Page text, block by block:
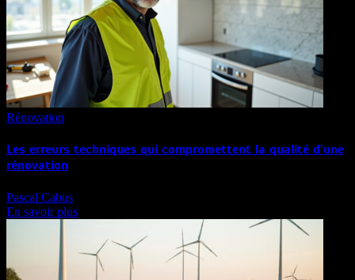
Rénovation
Les erreurs techniques qui compromettent la qualité d’une
rénovation
Pascal Cabus
En savoir plus